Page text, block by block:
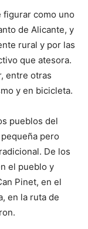
figurar como uno
de Alicante, y
rural y por las
que atesora.
entre otras
y en bicicleta.
pueblos del
pero
De los
el pueblo y
Pinet, en el
en la ruta de